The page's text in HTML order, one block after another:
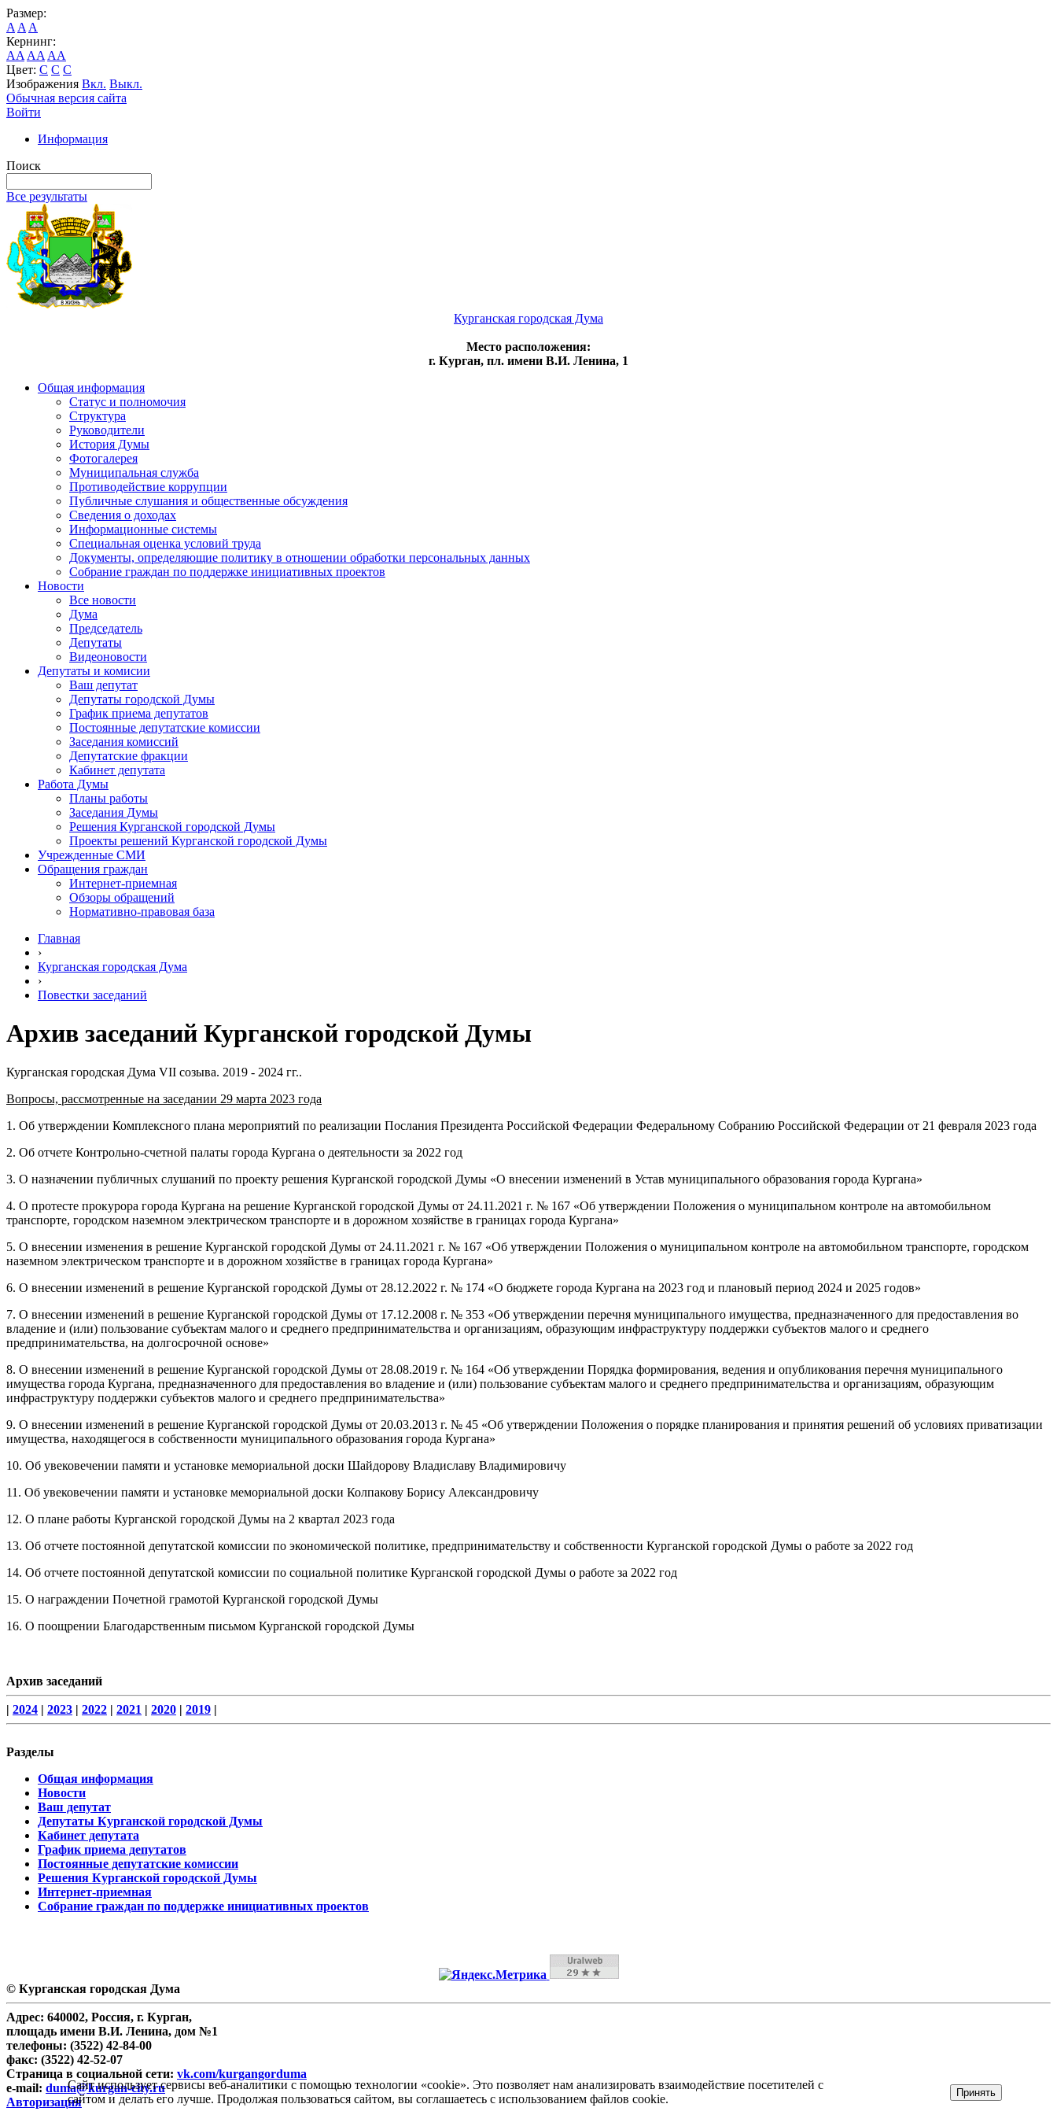
Размер:
A A A
Кернинг:
AA AA AA
Цвет: C C C
Изображения Вкл. Выкл.
Обычная версия сайта
Войти
Информация
Поиск
Все результаты
Курганская городская Дума
Место расположения:
г. Курган, пл. имени В.И. Ленина, 1
Общая информация
Статус и полномочия
Структура
Руководители
История Думы
Фотогалерея
Муниципальная служба
Противодействие коррупции
Публичные слушания и общественные обсуждения
Сведения о доходах
Информационные системы
Специальная оценка условий труда
Документы, определяющие политику в отношении обработки персональных данных
Собрание граждан по поддержке инициативных проектов
Новости
Все новости
Дума
Председатель
Депутаты
Видеоновости
Депутаты и комисии
Ваш депутат
Депутаты городской Думы
График приема депутатов
Постоянные депутатские комиссии
Заседания комиссий
Депутатские фракции
Кабинет депутата
Работа Думы
Планы работы
Заседания Думы
Решения Курганской городской Думы
Проекты решений Курганской городской Думы
Учрежденные СМИ
Обращения граждан
Интернет-приемная
Обзоры обращений
Нормативно-правовая база
Главная
›
Курганская городская Дума
›
Повестки заседаний
Архив заседаний Курганской городской Думы
Курганская городская Дума VII созыва. 2019 - 2024 гг..
Вопросы, рассмотренные на заседании 29 марта 2023 года
1. Об утверждении Комплексного плана мероприятий по реализации Послания Президента Российской Федерации Федеральному Собранию Российской Федерации от 21 февраля 2023 года
2. Об отчете Контрольно-счетной палаты города Кургана о деятельности за 2022 год
3. О назначении публичных слушаний по проекту решения Курганской городской Думы «О внесении изменений в Устав муниципального образования города Кургана»
4. О протесте прокурора города Кургана на решение Курганской городской Думы от 24.11.2021 г. № 167 «Об утверждении Положения о муниципальном контроле на автомобильном
транспорте, городском наземном электрическом транспорте и в дорожном хозяйстве в границах города Кургана»
5. О внесении изменения в решение Курганской городской Думы от 24.11.2021 г. № 167 «Об утверждении Положения о муниципальном контроле на автомобильном транспорте, городском
наземном электрическом транспорте и в дорожном хозяйстве в границах города Кургана»
6. О внесении изменений в решение Курганской городской Думы от 28.12.2022 г. № 174 «О бюджете города Кургана на 2023 год и плановый период 2024 и 2025 годов»
7. О внесении изменений в решение Курганской городской Думы от 17.12.2008 г. № 353 «Об утверждении перечня муниципального имущества, предназначенного для предоставления во
владение и (или) пользование субъектам малого и среднего предпринимательства и организациям, образующим инфраструктуру поддержки субъектов малого и среднего
предпринимательства, на долгосрочной основе»
8. О внесении изменений в решение Курганской городской Думы от 28.08.2019 г. № 164 «Об утверждении Порядка формирования, ведения и опубликования перечня муниципального
имущества города Кургана, предназначенного для предоставления во владение и (или) пользование субъектам малого и среднего предпринимательства и организациям, образующим
инфраструктуру поддержки субъектов малого и среднего предпринимательства»
9. О внесении изменений в решение Курганской городской Думы от 20.03.2013 г. № 45 «Об утверждении Положения о порядке планирования и принятия решений об условиях приватизации
имущества, находящегося в собственности муниципального образования города Кургана»
10. Об увековечении памяти и установке мемориальной доски Шайдорову Владиславу Владимировичу
11. Об увековечении памяти и установке мемориальной доски Колпакову Борису Александровичу
12. О плане работы Курганской городской Думы на 2 квартал 2023 года
13. Об отчете постоянной депутатской комиссии по экономической политике, предпринимательству и собственности Курганской городской Думы о работе за 2022 год
14. Об отчете постоянной депутатской комиссии по социальной политике Курганской городской Думы о работе за 2022 год
15. О награждении Почетной грамотой Курганской городской Думы
16. О поощрении Благодарственным письмом Курганской городской Думы
Архив заседаний
| 2024 | 2023 | 2022 | 2021 | 2020 | 2019 |
Разделы
Общая информация
Новости
Ваш депутат
Депутаты Курганской городской Думы
Кабинет депутата
График приема депутатов
Постоянные депутатские комиссии
Решения Курганской городской Думы
Интернет-приемная
Собрание граждан по поддержке инициативных проектов
© Курганская городская Дума
Адрес: 640002, Россия, г. Курган,
площадь имени В.И. Ленина, дом №1
телефоны: (3522) 42-84-00
факс: (3522) 42-52-07
Страница в социальной сети: vk.com/kurgangorduma
e-mail: duma@kurgan-city.ru
Авторизация
Сайт использует сервисы веб-аналитики с помощью технологии «cookie». Это позволяет нам анализировать взаимодействие посетителей с
сайтом и делать его лучше. Продолжая пользоваться сайтом, вы соглашаетесь с использованием файлов cookie.
Принять